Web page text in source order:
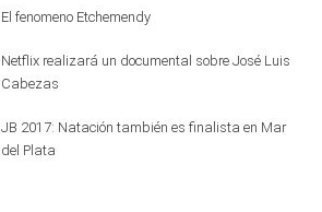
El fenomeno Etchemendy
Netflix realizará un documental sobre José Luis
Cabezas
JB 2017: Natación también es finalista en Mar
del Plata